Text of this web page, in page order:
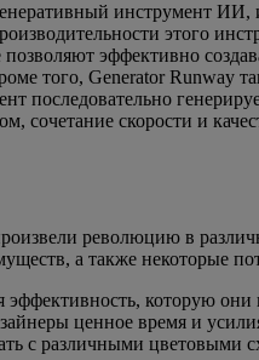
инструмент
этого
эффективно
того, Generator Runway
последовательно
сочетание скорости и
революцию в
а также некоторые
которую
ценное время и
с различными цветовыми